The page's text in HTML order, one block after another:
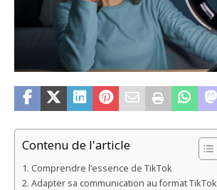
Contenu de l'article
Comprendre l’essence de TikTok
Adapter sa communication au format TikTok